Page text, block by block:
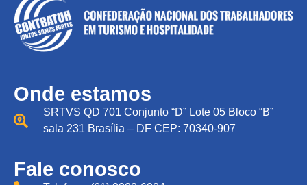
Onde estamos
SRTVS QD 701 Conjunto “D” Lote 05 Bloco “B”
sala 231 Brasília – DF CEP: 70340-907
Fale conosco